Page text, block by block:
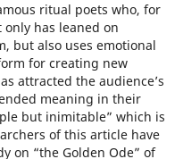
ritual poets who, for
has leaned on
but also uses emotional
for creating new
attracted the audience’s
meaning in their
but inimitable” which is
of this article have
on “the Golden Ode” of